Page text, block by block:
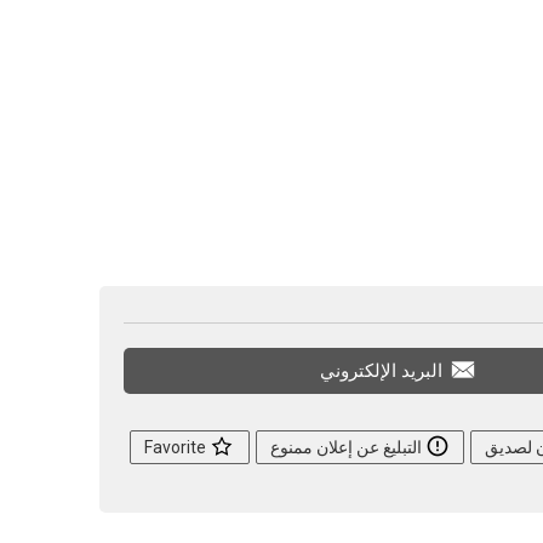
البريد الإلكتروني
لصديق التبليغ عن إعلان ممنوع